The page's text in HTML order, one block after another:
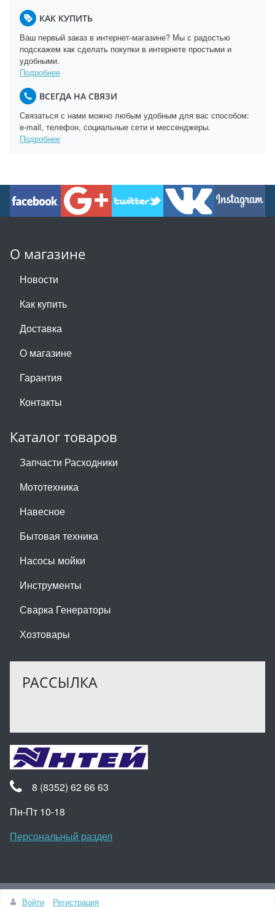
КАК КУПИТЬ
Ваш первый заказ в интернет-магазине? Мы с радостью
подскажем как сделать покупки в интернете простыми и
удобными.
Подробнее
ВСЕГДА НА СВЯЗИ
Связаться с нами можно любым удобным для вас способом:
e-mail, телефон, социальные сети и мессенджеры.
Подробнее
О магазине
Новости
Как купить
Доставка
О магазине
Гарантия
Контакты
Каталог товаров
Запчасти Расходники
Мототехника
Навесное
Бытовая техника
Насосы мойки
Инструменты
Сварка Генераторы
Хозтовары
РАССЫЛКА
8 (8352) 62 66 63
Пн-Пт 10-18
Персональный раздел
Войти Регистрация